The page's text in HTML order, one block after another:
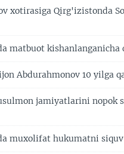
xotirasiga Qirg'izistonda
matbuot kishanlanganicha
Abdurahmonov 10 yilga
jamiyatlarini nopok
muxolifat hukumatni siquv